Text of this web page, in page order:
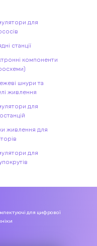
для
станції
компоненти
шнури та
живлення
для
живлення для
для
для цифрової